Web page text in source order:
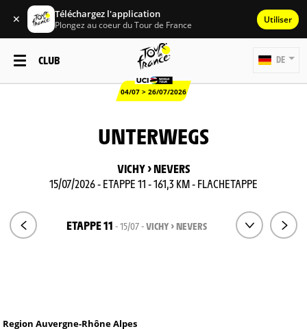
✕ Téléchargez l'application
Plongez au coeur du Tour de France Utiliser
CLUB
04/07 > 26/07/2026
DE
UNTERWEGS
VICHY > NEVERS
15/07/2026 - ETAPPE 11 - 161,3 KM - FLACHETAPPE
ETAPPE 11 - 15/07 -VICHY > NEVERS
Region Auvergne-Rhône Alpes